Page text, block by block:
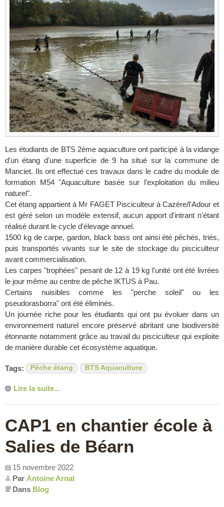
Les étudiants de BTS 2ème aquaculture ont participé à la vidange
d'un étang d'une superficie de 9 ha situé sur la commune de
Manciet. Ils ont effectué ces travaux dans le cadre du module de
formation M54 "Aquaculture basée sur l'exploitation du milieu
naturel".
Cet étang appartient à Mr FAGET Pisciculteur à Cazère/l'Adour et
est géré selon un modèle extensif, aucun apport d'intrant n'étant
réalisé durant le cycle d'élevage annuel.
1500 kg de carpe, gardon, black bass ont ainsi été pêchés, triés,
puis transportés vivants sur le site de stockage du pisciculteur
avant commercialisation.
Les carpes "trophées" pesant de 12 à 19 kg l'unité ont été livrées
le jour même au centre de pêche IKTUS à Pau.
Certains nuisibles comme les "perche soleil" ou les
pseudorasborra" ont été éliminés.
Un journée riche pour les étudiants qui ont pu évoluer dans un
environnement naturel encore préservé abritant une biodiversité
étonnante notamment grâce au travail du pisciculteur qui exploite
de manière durable cet écosystème aquatique.
Tags: Pêche étang BTS Aquaculture
Lire la suite...
CAP1 en chantier école à
Salies de Béarn
15 novembre 2022
Par Antoine Arnal
Dans Blog